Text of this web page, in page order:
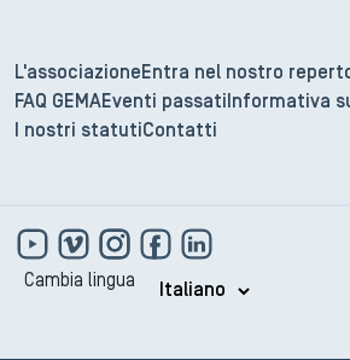
L'associazione Entra nel nostro
FAQ GEMAEventi passati
Informativa
I nostri statuti Contatti
Cambia lingua